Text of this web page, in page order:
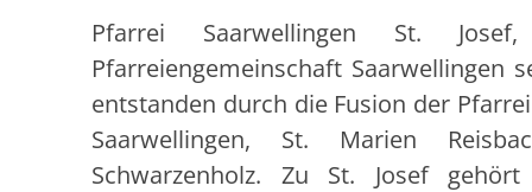
Pfarrei Saarwellingen St.
Pfarreiengemeinschaft Saarwellingen
entstanden durch die Fusion der
Saarwellingen, St. Marien
Schwarzenholz. Zu St. Josef